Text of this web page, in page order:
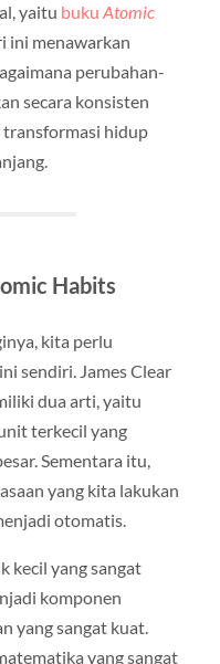
yaitu buku Atomic
ini menawarkan
perubahan-
secara konsisten
transformasi hidup
Habits
kita perlu
sendiri. James Clear
dua arti, yaitu
terkecil yang
Sementara itu,
yang kita lakukan
otomatis.
kecil yang sangat
komponen
yang sangat kuat.
yang sangat